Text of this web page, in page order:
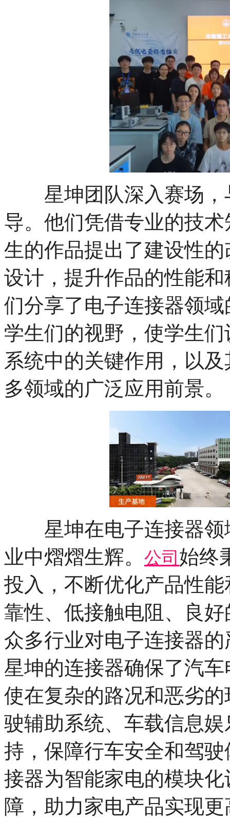
星坤团队深入赛场，
导。他们凭借专业的技
生的作品提出了建设性
设计，提升作品的性能
们分享了电子连接器领
学生们的视野，使学生
系统中的关键作用，以
多领域的广泛应用前景。
星坤在电子连接器领
业中熠熠生辉。 公司 始终
投入，不断优化产品性
靠性、低接触电阻、良
众多行业对电子连接器
星坤的连接器确保了汽
使在复杂的路况和恶劣
驶辅助系统、车载信息
持，保障行车安全和驾
接器为智能家电的模块
障，助力家电产品实现